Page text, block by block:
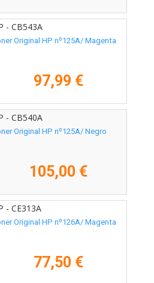
- CB543A
Original HP nº125A/ Magenta
97,99 €
- CB540A
Original HP nº125A/ Negro
105,00 €
- CE313A
Original HP nº126A/ Magenta
77,50 €